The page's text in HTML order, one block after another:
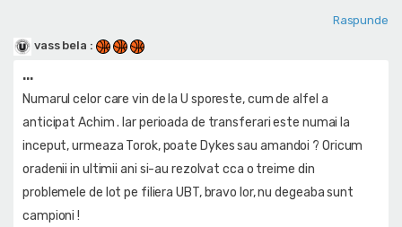
Raspunde
vass bela :
...
Numarul celor care vin de la U sporeste, cum de alfel a
anticipat Achim . Iar perioada de transferari este numai la
inceput, urmeaza Torok, poate Dykes sau amandoi ? Oricum
oradenii in ultimii ani si-au rezolvat cca o treime din
problemele de lot pe filiera UBT, bravo lor, nu degeaba sunt
campioni !